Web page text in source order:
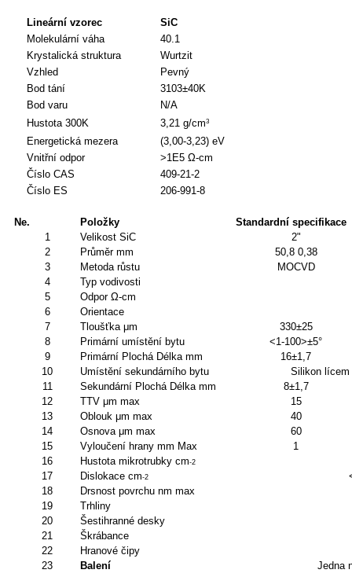
Lineární vzorec
SiC
Molekulární váha
40.1
Krystalická struktura
Wurtzit
Vzhled
Pevný
Bod tání
3103±40K
Bod varu
N/A
Hustota 300K
3,21 g/cm3
Energetická mezera
(3,00-3,23) eV
Vnitřní odpor
>1E5 Ω-cm
Číslo CAS
409-21-2
Číslo ES
206-991-8
Ne. Položky
Standardní specifikace
1
Velikost SiC
2"
2
Průměr mm
50,8 0,38
3
Metoda růstu
MOCVD
4
Typ vodivosti
5
Odpor Ω-cm
6
Orientace
7
Tloušťka μm
330±25
8
Primární umístění bytu
<1-100>±5°
9
Primární Plochá Délka mm
16±1,7
10
Umístění sekundárního bytu
Silikon lícem
11
Sekundární Plochá Délka mm
8±1,7
12
TTV μm max
15
13
Oblouk μm max
40
14
Osnova μm max
60
15
Vyloučení hrany mm Max
1
16
Hustota mikrotrubky cm-2
17 Dislokace cm-2
18
Drsnost povrchu nm max
19
Trhliny
20
Šestihranné desky
21
Škrábance
22
Hranové čipy
23
Balení Jedna